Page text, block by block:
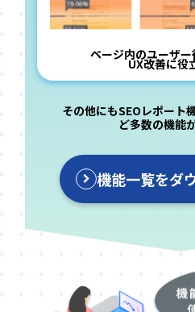
ページ内のユーザ
UX改善に役
その他にもSEOレポート
ど多数の機能
機能一覧をダ